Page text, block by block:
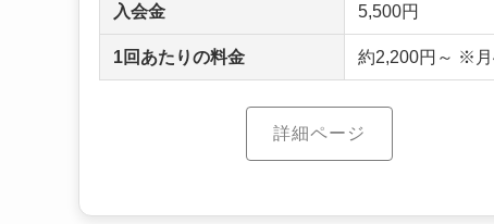
入会金 5,500円
1回あたりの料金 約2,200円～ ※
詳細ページ